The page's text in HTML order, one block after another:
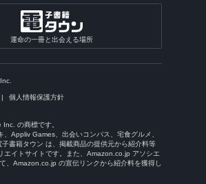
運命の一冊と出会える場所
個人情報保護方針
の商標です。
、Appliv Games、出会いコンパス、宅食グルメ、
書籍タウン は、掲載商品の提供元から紹介料等
エイトサイトです。また、Amazon.co.jp アソシエ
、Amazon.co.jp の宣伝リンクから紹介料を獲得し